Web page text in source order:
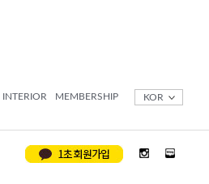
INTERIOR MEMBERSHIP KOR